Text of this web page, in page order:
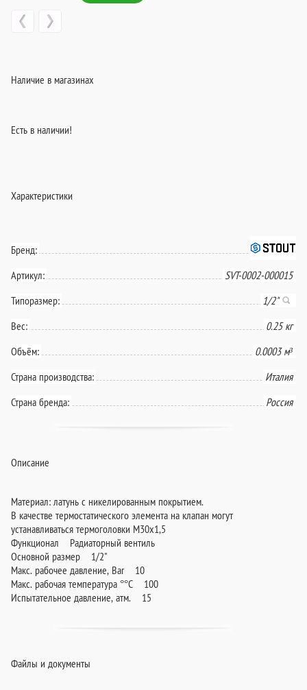
Наличие в магазинах
Есть в наличии!
Характеристики
Бренд:
Артикул:
SVT-0002-000015
Типоразмер:
1/2"
Вес:
0.25 кг
Объём:
0.0003 м³
Страна производства:
Италия
Страна бренда:
Россия
Описание
Материал: латунь с никелированным покрытием.
В качестве термостатического элемента на клапан могут
устанавливаться термоголовки М30х1,5
Функционал Радиаторный вентиль
Основной размер 1/2"
Макс. рабочее давление, Bar 10
Макc. рабочая температура °°C 100
Испытательное давление, атм. 15
Файлы и документы